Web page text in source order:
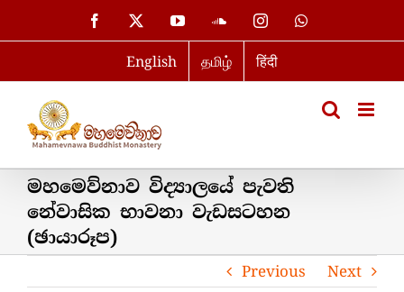
to
Facebook YouTubeSoundCloud
InstagramWhatsApp
English தமிழ் हिंदी
මහමෙව්නාව විද්‍යාලයේ පැවති
නේවාසික භාවනා වැඩසටහන
(ඡායාරූප)
Previous Next